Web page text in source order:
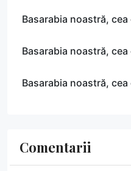
Basarabia noastră,
Basarabia noastră,
Basarabia noastră,
Comentarii